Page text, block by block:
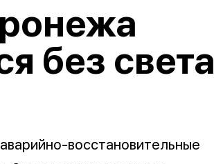
без света
восстановительные